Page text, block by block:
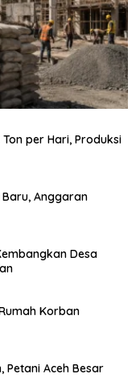
per Hari, Produksi
Anggaran
Desa
Korban
Petani Aceh Besar